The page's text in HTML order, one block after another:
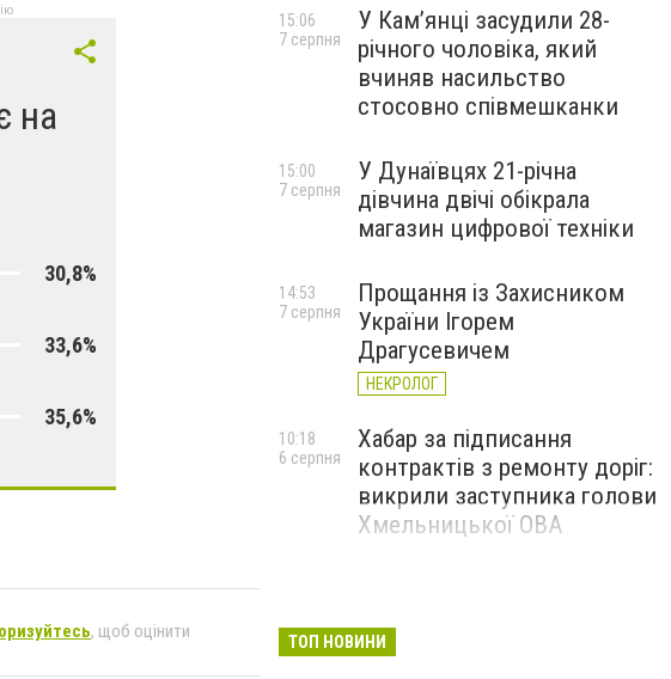
на
30,8%
33,6%
35,6%
, щоб оцінити
У Камʼянці засудили 28-
річного чоловіка, який
вчиняв насильство
стосовно співмешканки
15:06
7 серпня
У Дунаївцях 21-річна
дівчина двічі обікрала
магазин цифрової техніки
15:00
7 серпня
Прощання із Захисником
України Ігорем
Драгусевичем
НЕКРОЛОГ
14:53
7 серпня
Хабар за підписання
контрактів з ремонту доріг:
викрили заступника голови
Хмельницької ОВА
10:18
6 серпня
ТОП НОВИНИ